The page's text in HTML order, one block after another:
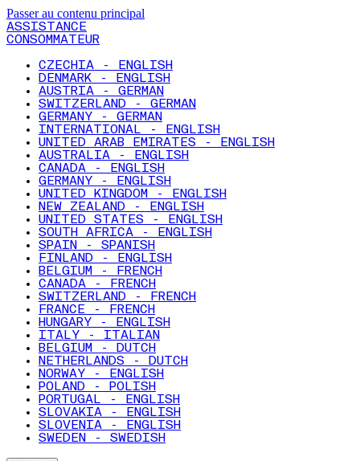
Passer au contenu principal
ASSISTANCE
CONSOMMATEUR
CZECHIA - ENGLISH
DENMARK - ENGLISH
AUSTRIA - GERMAN
SWITZERLAND - GERMAN
GERMANY - GERMAN
INTERNATIONAL - ENGLISH
UNITED ARAB EMIRATES - ENGLISH
AUSTRALIA - ENGLISH
CANADA - ENGLISH
GERMANY - ENGLISH
UNITED KINGDOM - ENGLISH
NEW ZEALAND - ENGLISH
UNITED STATES - ENGLISH
SOUTH AFRICA - ENGLISH
SPAIN - SPANISH
FINLAND - ENGLISH
BELGIUM - FRENCH
CANADA - FRENCH
SWITZERLAND - FRENCH
FRANCE - FRENCH
HUNGARY - ENGLISH
ITALY - ITALIAN
BELGIUM - DUTCH
NETHERLANDS - DUTCH
NORWAY - ENGLISH
POLAND - POLISH
PORTUGAL - ENGLISH
SLOVAKIA - ENGLISH
SLOVENIA - ENGLISH
SWEDEN - SWEDISH